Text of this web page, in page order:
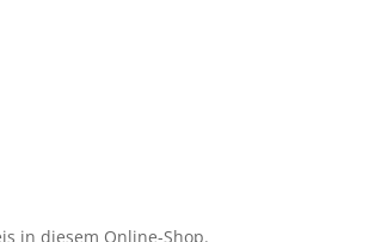
in diesem Online-Shop.